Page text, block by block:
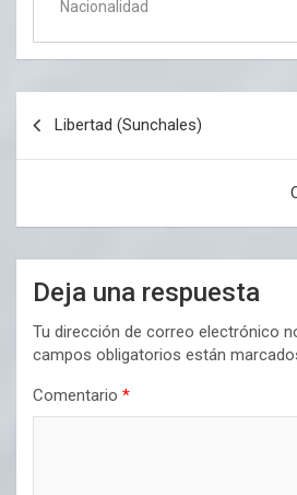
Nacionalidad
Libertad (Sunchales)
Deja una respuesta
Tu dirección de correo electrónico
campos obligatorios están
Comentario *